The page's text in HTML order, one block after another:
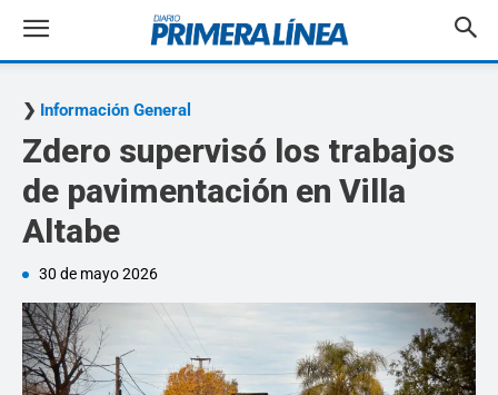
Información General
Zdero supervisó los trabajos
de pavimentación en Villa
Altabe
30 de mayo 2026